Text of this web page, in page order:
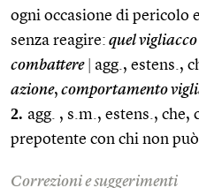
ogni occasione di pericolo
senza reagire: quel vigliacco
combattere
agg., estens.,
azione, comportamento
2. agg. , s.m., estens., che,
prepotente con chi non
Correzioni e suggerimenti